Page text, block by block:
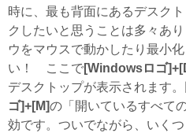
時に、最も背面にあるデスク
クしたいと思うことは多々あ
ウをマウスで動かしたり最小
い！ ここで[Windowsロゴ
デスクトップが表示されます。
ゴ]+[M]の「開いているすべて
効です。ついでながら、いく